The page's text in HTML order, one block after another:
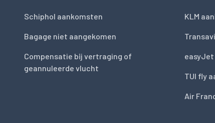
Schiphol aankomsten
Bagage niet aangekomen
Compensatie bij vertraging of
geannuleerde vlucht
KLM
TUI fly
Air